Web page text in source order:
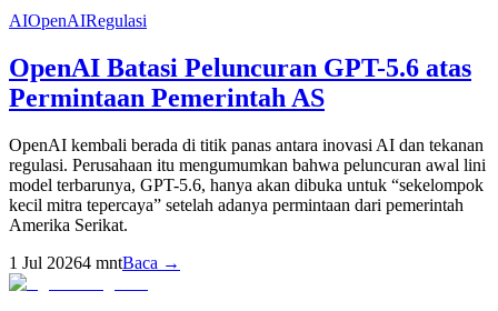
AIOpenAIRegulasi
OpenAI Batasi Peluncuran GPT-5.6 atas
Permintaan Pemerintah AS
OpenAI kembali berada di titik panas antara inovasi AI dan tekanan
regulasi. Perusahaan itu mengumumkan bahwa peluncuran awal lini
model terbarunya, GPT-5.6, hanya akan dibuka untuk “sekelompok
kecil mitra tepercaya” setelah adanya permintaan dari pemerintah
Amerika Serikat.
1 Jul 20264 mntBaca →